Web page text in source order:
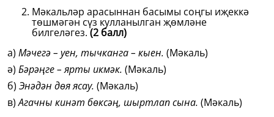
Мәкальләр арасыннан басымы соңгы иҗеккә
төшмәгән сүз кулланылган җөмләне
билгеләгез.(2 балл)
а) Мәчегә – уен, тычканга – кыен. (Мәкаль)
ә) Бәрәңге – ярты икмәк. (Мәкаль)
б) Энәдән дөя ясау. (Мәкаль)
в)Агачны кинәт бөксәң, шыртлап сына. (Мәкаль)